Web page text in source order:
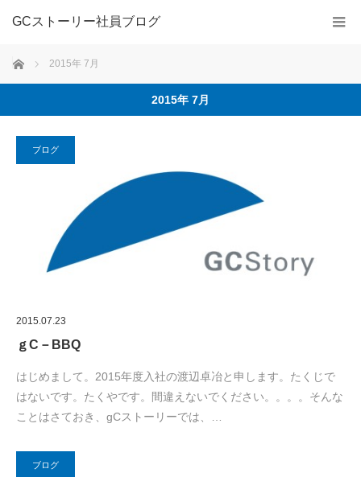
GCストーリー社員ブログ
ホーム 2015年 7月
2015年 7月
ブログ
2015.07.23
ｇC－BBQ
はじめまして。2015年度入社の渡辺卓冶と申します。たくじで
はないです。たくやです。間違えないでください。。。。そんな
ことはさておき、gCストーリーでは、…
ブログ